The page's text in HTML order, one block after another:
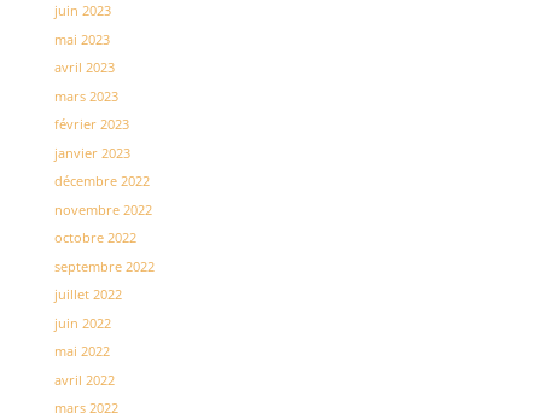
juin 2023
mai 2023
avril 2023
mars 2023
février 2023
janvier 2023
décembre 2022
novembre 2022
octobre 2022
septembre 2022
juillet 2022
juin 2022
mai 2022
avril 2022
mars 2022